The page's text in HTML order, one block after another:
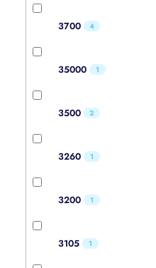
3700 4
35000 1
3500 2
3260 1
3200 1
3105 1